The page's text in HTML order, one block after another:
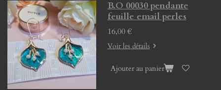
B.O 00030 pendante
feuille email perles
16,00 €
Voir les détails
Ajouter au panier